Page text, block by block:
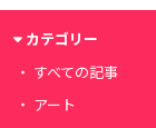
カテゴリー
すべての記事
アート